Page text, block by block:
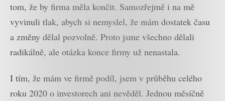
tom, že by firma měla končit. Samozřejmě i na mě
vyvinuli tlak, abych si nemyslel, že mám dostatek času
a změny dělal pozvolně. Proto jsme všechno dělali
radikálně, ale otázka konce firmy už nenastala.
I tím, že mám ve firmě podíl, jsem v průběhu celého
roku 2020 o investorech ani nevěděl. Jednou měsíčně